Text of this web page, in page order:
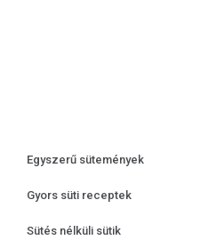
Egyszerű sütemények
Gyors süti receptek
Sütés nélküli sütik